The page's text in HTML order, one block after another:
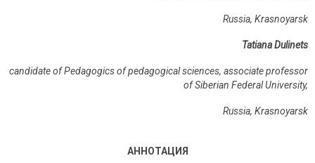
Russia, Krasnoyarsk
Tatiana Dulinets
candidate of Pedagogics of pedagogical sciences, associate professor
of Siberian Federal University,
Russia, Krasnoyarsk
АННОТАЦИЯ